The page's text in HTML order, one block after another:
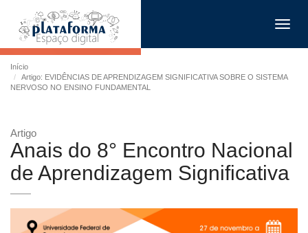
Início
Artigo: EVIDÊNCIAS DE APRENDIZAGEM SIGNIFICATIVA SOBRE O SISTEMA
NERVOSO NO ENSINO FUNDAMENTAL
Artigo
Anais do 8° Encontro Nacional
de Aprendizagem Significativa